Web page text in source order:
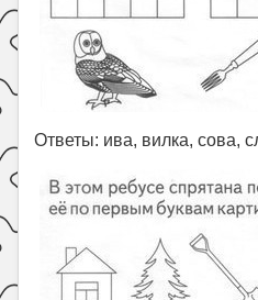
Ответы: ива, вилка, сова,